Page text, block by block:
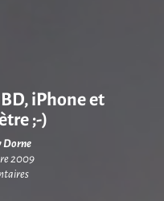
iPhone et
;-)
Dorne
2009